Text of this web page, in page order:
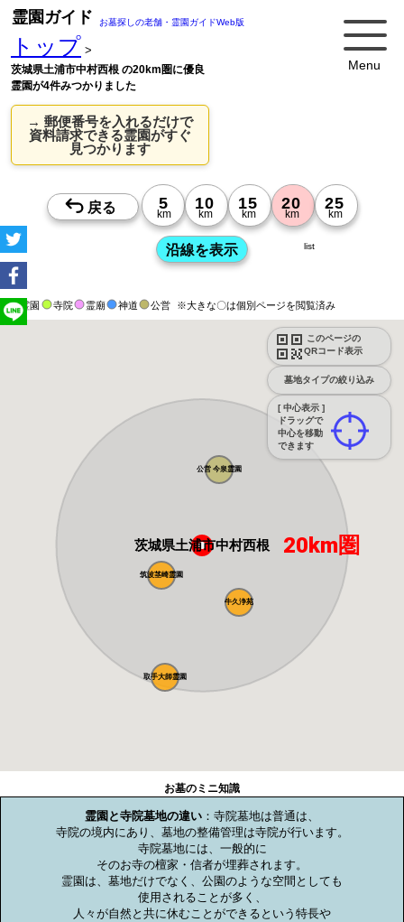
Menu
霊園ガイド お墓探しの老舗・霊園ガイドWeb版
トップ >
茨城県土浦市中村西根 の20km圏に優良
霊園が4件みつかりました
→ 郵便番号を入れるだけで
資料請求できる霊園がすぐ
見つかります
霊園 寺院 霊廟 神道 公営 ※大きな〇は個別ページを閲覧済み
このページの
QRコード表示
墓地タイプの絞り込み
[ 中心表示 ]
ドラッグで
中心を移動
できます
list
牛久浄苑
筑波茎崎霊園
公営 今泉霊園
取手大師霊園
茨城県土浦市中村西根 20km圏
お墓のミニ知識
霊園と寺院墓地の違い ：寺院墓地は普通は、
寺院の境内にあり、墓地の整備管理は寺院が行います。
寺院墓地には、一般的に
そのお寺の檀家・信者が埋葬されます。
霊園は、墓地だけでなく、公園のような空間としても
使用されることが多く、
人々が自然と共に休むことができるという特長や